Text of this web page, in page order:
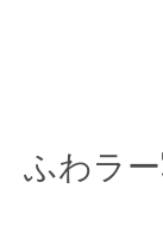
ふわラ